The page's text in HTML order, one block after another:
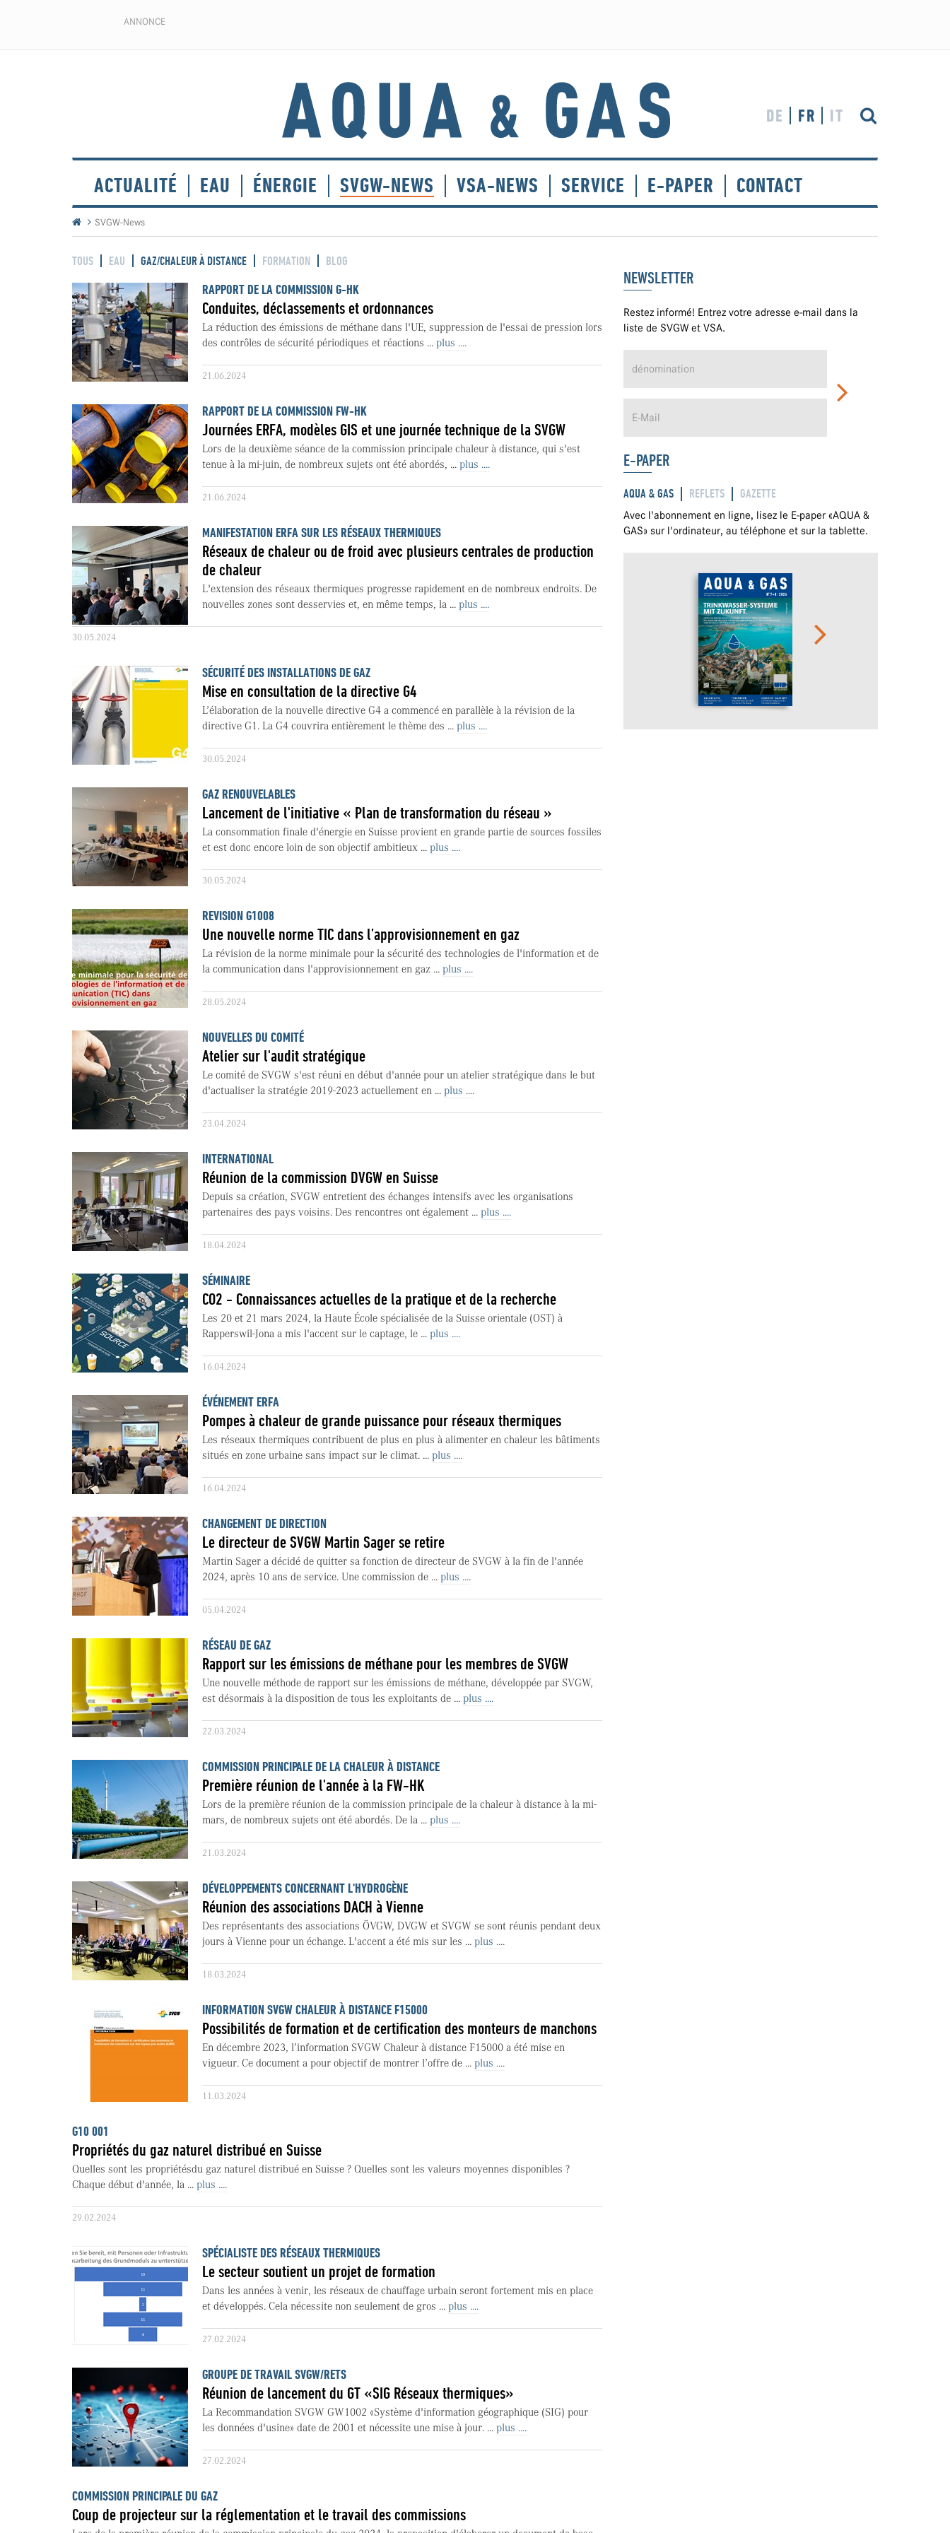
ANNONCE
DE FR IT
ACTUALITÉ EAU ÉNERGIE SVGW-NEWS VSA-NEWS SERVICE E-PAPER CONTACT
SVGW-News
TOUS EAU GAZ/CHALEUR À DISTANCE FORMATION BLOG
RAPPORT DE LA COMMISSION G-HK
Conduites, déclassements et ordonnances
La réduction des émissions de méthane dans l'UE, suppression de l'essai de pression lors
des contrôles de sécurité périodiques et réactions ... plus ....
21.06.2024
RAPPORT DE LA COMMISSION FW-HK
Journées ERFA, modèles GIS et une journée technique de la SVGW
Lors de la deuxième séance de la commission principale chaleur à distance, qui s'est
tenue à la mi-juin, de nombreux sujets ont été abordés, ... plus ....
21.06.2024
MANIFESTATION ERFA SUR LES RÉSEAUX THERMIQUES
Réseaux de chaleur ou de froid avec plusieurs centrales de production
de chaleur
L'extension des réseaux thermiques progresse rapidement en de nombreux endroits. De
nouvelles zones sont desservies et, en même temps, la ... plus ....
30.05.2024
SÉCURITÉ DES INSTALLATIONS DE GAZ
Mise en consultation de la directive G4
L’élaboration de la nouvelle directive G4 a commencé en parallèle à la révision de la
directive G1. La G4 couvrira entièrement le thème des ... plus ....
30.05.2024
GAZ RENOUVELABLES
Lancement de l'initiative « Plan de transformation du réseau »
La consommation finale d'énergie en Suisse provient en grande partie de sources fossiles
et est donc encore loin de son objectif ambitieux ... plus ....
30.05.2024
REVISION G1008
Une nouvelle norme TIC dans l’approvisionnement en gaz
La révision de la norme minimale pour la sécurité des technologies de l'information et de
la communication dans l'approvisionnement en gaz ... plus ....
28.05.2024
NOUVELLES DU COMITÉ
Atelier sur l'audit stratégique
Le comité de SVGW s'est réuni en début d'année pour un atelier stratégique dans le but
d'actualiser la stratégie 2019-2023 actuellement en ... plus ....
23.04.2024
INTERNATIONAL
Réunion de la commission DVGW en Suisse
Depuis sa création, SVGW entretient des échanges intensifs avec les organisations
partenaires des pays voisins. Des rencontres ont également ... plus ....
18.04.2024
SÉMINAIRE
CO2 - Connaissances actuelles de la pratique et de la recherche
Les 20 et 21 mars 2024, la Haute École spécialisée de la Suisse orientale (OST) à
Rapperswil-Jona a mis l'accent sur le captage, le ... plus ....
16.04.2024
ÉVÉNEMENT ERFA
Pompes à chaleur de grande puissance pour réseaux thermiques
Les réseaux thermiques contribuent de plus en plus à alimenter en chaleur les bâtiments
situés en zone urbaine sans impact sur le climat. ... plus ....
16.04.2024
CHANGEMENT DE DIRECTION
Le directeur de SVGW Martin Sager se retire
Martin Sager a décidé de quitter sa fonction de directeur de SVGW à la fin de l'année
2024, après 10 ans de service. Une commission de ... plus ....
05.04.2024
RÉSEAU DE GAZ
Rapport sur les émissions de méthane pour les membres de SVGW
Une nouvelle méthode de rapport sur les émissions de méthane, développée par SVGW,
est désormais à la disposition de tous les exploitants de ... plus ....
22.03.2024
COMMISSION PRINCIPALE DE LA CHALEUR À DISTANCE
Première réunion de l'année à la FW-HK
Lors de la première réunion de la commission principale de la chaleur à distance à la mi-
mars, de nombreux sujets ont été abordés. De la ... plus ....
21.03.2024
DÉVELOPPEMENTS CONCERNANT L'HYDROGÈNE
Réunion des associations DACH à Vienne
Des représentants des associations ÖVGW, DVGW et SVGW se sont réunis pendant deux
jours à Vienne pour un échange. L'accent a été mis sur les ... plus ....
18.03.2024
INFORMATION SVGW CHALEUR À DISTANCE F15000
Possibilités de formation et de certification des monteurs de manchons
En décembre 2023, l’information SVGW Chaleur à distance F15000 a été mise en
vigueur. Ce document a pour objectif de montrer l’offre de ... plus ....
11.03.2024
G10 001
Propriétés du gaz naturel distribué en Suisse
Quelles sont les propriétésdu gaz naturel distribué en Suisse ? Quelles sont les valeurs moyennes disponibles ?
Chaque début d'année, la ... plus ....
29.02.2024
SPÉCIALISTE DES RÉSEAUX THERMIQUES
Le secteur soutient un projet de formation
Dans les années à venir, les réseaux de chauffage urbain seront fortement mis en place
et développés. Cela nécessite non seulement de gros ... plus ....
27.02.2024
GROUPE DE TRAVAIL SVGW/RETS
Réunion de lancement du GT «SIG Réseaux thermiques»
La Recommandation SVGW GW1002 «Système d'information géographique (SIG) pour
les données d'usine» date de 2001 et nécessite une mise à jour. ... plus ....
27.02.2024
COMMISSION PRINCIPALE DU GAZ
Coup de projecteur sur la réglementation et le travail des commissions
NEWSLETTER
Restez informé! Entrez votre adresse e-mail dans la
liste de SVGW et VSA.
E-PAPER
AQUA & GAS REFLETS GAZETTE
Avec l'abonnement en ligne, lisez le E-paper «AQUA &
GAS» sur l'ordinateur, au téléphone et sur la tablette.